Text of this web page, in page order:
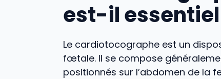
est-il essentiel
Le cardiotocographe est un
fœtale. Il se compose
positionnés sur l’abdomen de la